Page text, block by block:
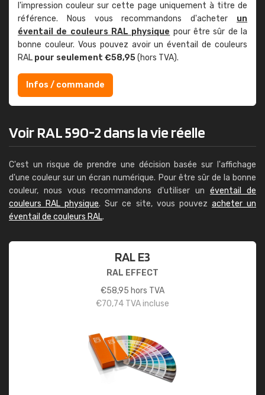
l'impression couleur sur cette page uniquement à titre de
référence. Nous vous recommandons d'acheter un
éventail de couleurs RAL physique pour être sûr de la
bonne couleur. Vous pouvez avoir un éventail de couleurs
RAL pour seulement €58,95(hors TVA).
Infos / commande
Voir RAL 590-2 dans la vie réelle
C'est un risque de prendre une décision basée sur l'affichage
d'une couleur sur un écran numérique. Pour être sûr de la bonne
couleur, nous vous recommandons d'utiliser un éventail de
couleurs RAL physique. Sur ce site, vous pouvez acheter un
éventail de couleurs RAL.
RAL E3
RAL EFFECT
€58,95 hors TVA
€70,74 TVA incluse